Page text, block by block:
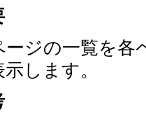
ージの一覧を各
示します。